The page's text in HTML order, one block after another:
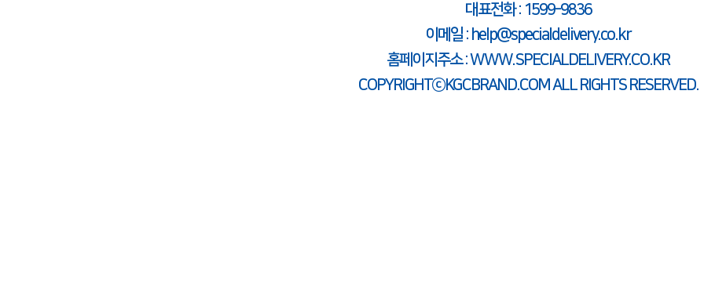
대표전화 : 1599-9836
이메일 : help@specialdelivery.co.kr
홈페이지주소 : WWW.SPECIALDELIVERY.CO.KR
COPYRIGHTⓒKGCBRAND.COM ALL RIGHTS RESERVED.